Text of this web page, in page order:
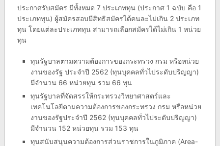
ประกาศรับสมัคร มีทั้งหมด 7 ประเภททุน (ประกาศ 1 ฉบับ คือ 1
ประเภททุน) ผู้สมัครสอบมีสิทธิสมัครได้คนละไม่เกิน 2 ประเภท
ทุน โดยแต่ละประเภททุน สามารถเลือกสมัครได้ไม่เกิน 1 หน่วย
ทุน
ทุนรัฐบาลตามความต้องการของกระทรวง กรม หรือหน่วย
งานของรัฐ ประจำปี 2562 (ทุนบุคคลทั่วไประดับปริญญา)
มีจำนวน 66 หน่วยทุน รวม 66 ทุน
ทุนรัฐบาลที่จัดสรรให้กระทรวงวิทยาศาสตร์และ
เทคโนโลยีตามความต้องการของกระทรวง กรม หรือหน่วย
งานของรัฐประจำปี 2562 (ทุนบุคคลทั่วไประดับปริญญา)
มีจำนวน 152 หน่วยทุน รวม 153 ทุน
ทุนสนับสนุนความต้องการส่วนราชการในภูมิภาค (Area-